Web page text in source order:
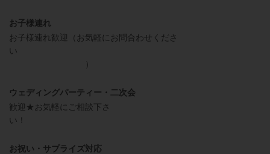
お子様連れ
お子様連れ歓迎（お気軽にお問合わせくださ
い
）
ウェディングパーティー・二次会
歓迎★お気軽にご相談下さ
い！
お祝い・サプライズ対応